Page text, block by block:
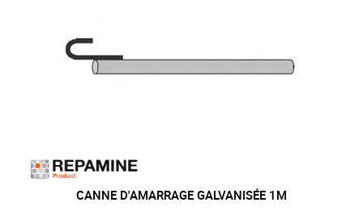
CANNE D'AMARRAGE GALVANISÉE 1M